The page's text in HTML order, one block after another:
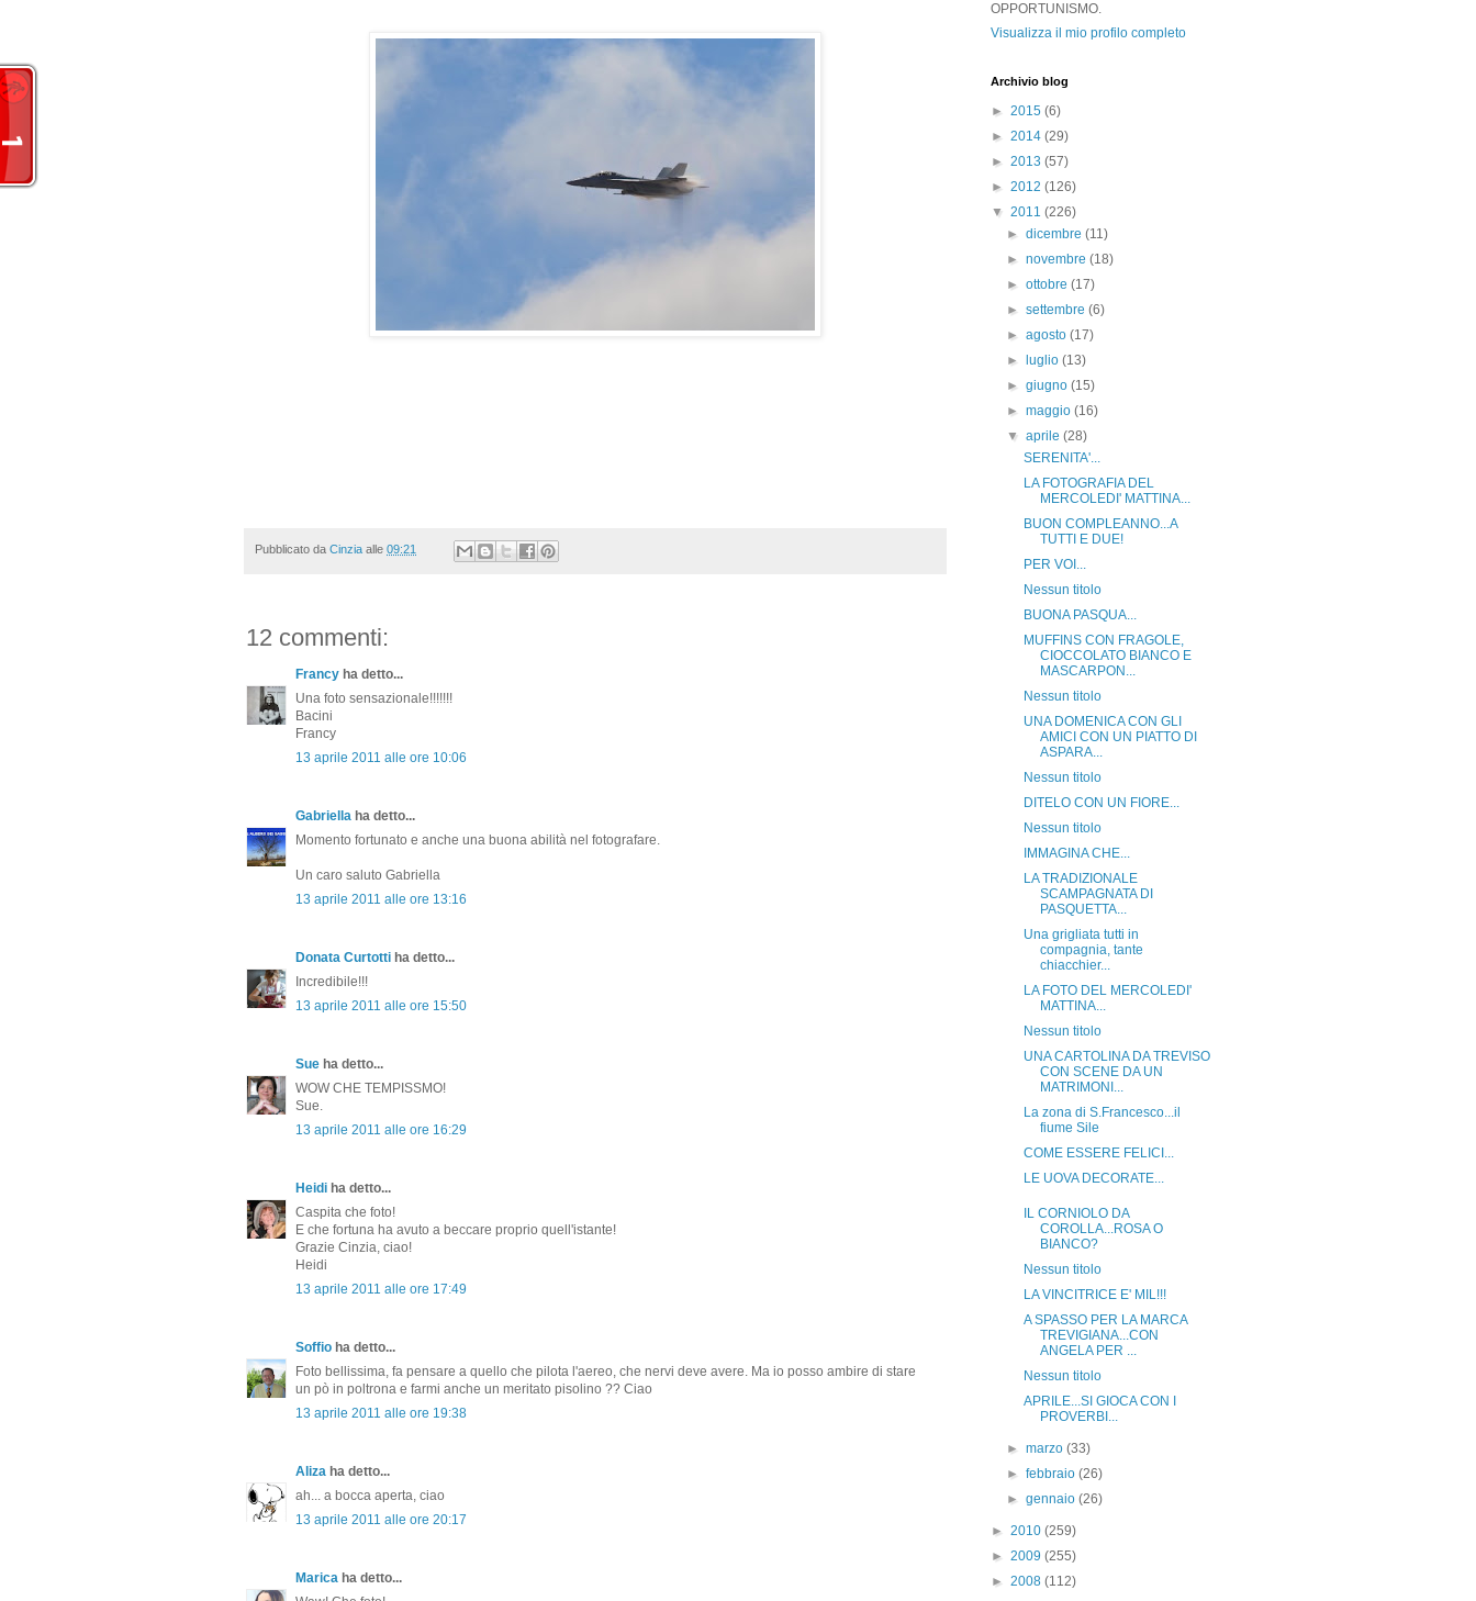
Pubblicato da Cinzia alle 09:21
12 commenti:
Francy ha detto...
Una foto sensazionale!!!!!!!
Bacini
Francy
13 aprile 2011 alle ore 10:06
Gabriella ha detto...
Momento fortunato e anche una buona abilità nel fotografare.
Un caro saluto Gabriella
13 aprile 2011 alle ore 13:16
Donata Curtotti ha detto...
Incredibile!!!
13 aprile 2011 alle ore 15:50
Sue ha detto...
WOW CHE TEMPISSMO!
Sue.
13 aprile 2011 alle ore 16:29
Heidi ha detto...
Caspita che foto!
E che fortuna ha avuto a beccare proprio quell'istante!
Grazie Cinzia, ciao!
Heidi
13 aprile 2011 alle ore 17:49
Soffio ha detto...
Foto bellissima, fa pensare a quello che pilota l'aereo, che nervi deve avere. Ma io posso ambire di stare
un pò in poltrona e farmi anche un meritato pisolino ?? Ciao
13 aprile 2011 alle ore 19:38
Aliza ha detto...
ah... a bocca aperta, ciao
13 aprile 2011 alle ore 20:17
Marica ha detto...
OPPORTUNISMO.
Visualizza il mio profilo completo
Archivio blog
► 2015 (6)
► 2014 (29)
► 2013 (57)
► 2012 (126)
▼ 2011 (226)
►dicembre(11)
►novembre(18)
►ottobre(17)
►settembre(6)
►agosto(17)
►
luglio(13)
►giugno(15)
►maggio(16)
▼aprile(28)
SERENITA'...
LA FOTOGRAFIA DEL
MERCOLEDI' MATTINA...
BUON COMPLEANNO...A
TUTTI E DUE!
PER VOI...
Nessun titolo
BUONA PASQUA...
MUFFINS CON FRAGOLE,
CIOCCOLATO BIANCO E
MASCARPON...
Nessun titolo
UNA DOMENICA CON GLI
AMICI CON UN PIATTO DI
ASPARA...
Nessun titolo
DITELO CON UN FIORE...
Nessun titolo
IMMAGINA CHE...
LA TRADIZIONALE
SCAMPAGNATA DI
PASQUETTA...
Una grigliata tutti in
compagnia, tante
chiacchier...
LA FOTO DEL MERCOLEDI'
MATTINA...
Nessun titolo
UNA CARTOLINA DA TREVISO
CON SCENE DA UN
MATRIMONI...
La zona di S.Francesco...il
fiume Sile
COME ESSERE FELICI...
LE UOVA DECORATE...
IL CORNIOLO DA
COROLLA...ROSA O
BIANCO?
Nessun titolo
LA VINCITRICE E' MIL!!!
A SPASSO PER LA MARCA
TREVIGIANA...CON
ANGELA PER ...
Nessun titolo
APRILE...SI GIOCA CON I
PROVERBI...
►marzo(33)
►febbraio(26)
►gennaio(26)
► 2010 (259)
► 2009 (255)
► 2008 (112)